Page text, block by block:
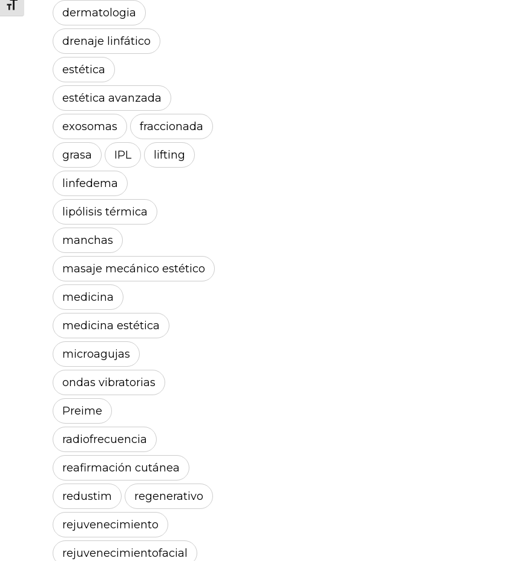
Alternar tamaño de letra
dermatologia
drenaje linfático
estética
estética avanzada
exosomas fraccionada
grasa IPL lifting
linfedema
lipólisis térmica
manchas
masaje mecánico estético
medicina
medicina estética
microagujas
ondas vibratorias
Preime
radiofrecuencia
reafirmación cutánea
redustim regenerativo
rejuvenecimiento
rejuvenecimientofacial